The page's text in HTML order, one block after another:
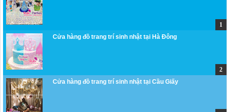
Cửa hàng đồ trang trí sinh nhật tại Hà Đông
Cửa hàng đồ trang trí sinh nhật tại Cầu Giấy